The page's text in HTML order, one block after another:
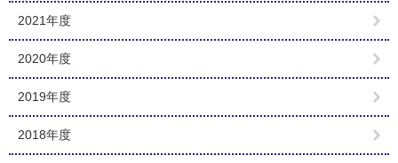
2021年度
2020年度
2019年度
2018年度